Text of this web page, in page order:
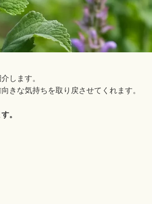
します。
きな気持ちを取り戻させてくれます。
。